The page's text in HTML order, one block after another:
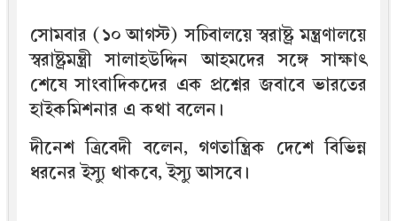
সোমবার (১০ আগস্ট) সচিবালয়ে স্বরাষ্ট্র মন্ত্রণালয়ে
স্বরাষ্ট্রমন্ত্রী সালাহউদ্দিন আহমদের সঙ্গে সাক্ষাৎ
শেষে সাংবাদিকদের এক প্রশ্নের জবাবে ভারতের
হাইকমিশনার এ কথা বলেন।
দীনেশ ত্রিবেদী বলেন, গণতান্ত্রিক দেশে বিভিন্ন
ধরনের ইস্যু থাকবে, ইস্যু আসবে।